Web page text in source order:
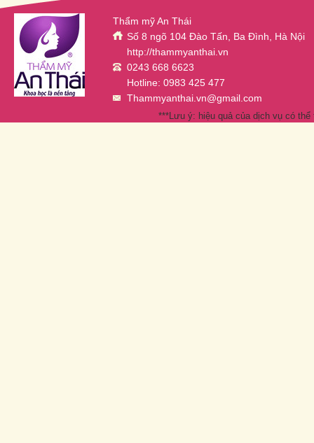
Thẩm mỹ An Thái
Số 8 ngõ 104 Đào Tấn, Ba Đình, Hà Nội
http://thammyanthai.vn
0243 668 6623
Hotline: 0983 425 477
Thammyanthai.vn@gmail.com
***Lưu ý: hiệu quả của dịch vụ có